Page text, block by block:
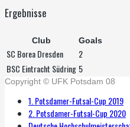
Ergebnisse
Club Goals
SC Borea Dresden
2
BSC Eintracht Südring 5
Copyright © UFK Potsdam 08
1. Potsdamer-Futsal-Cup 2019
2. Potsdamer-Futsal-Cup 2020